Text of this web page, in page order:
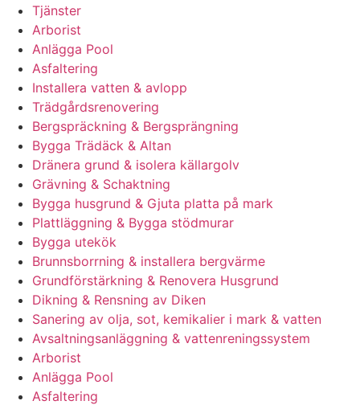
Tjänster
Arborist
Anlägga Pool
Asfaltering
Installera vatten & avlopp
Trädgårdsrenovering
Bergspräckning & Bergsprängning
Bygga Trädäck & Altan
Dränera grund & isolera källargolv
Grävning & Schaktning
Bygga husgrund & Gjuta platta på mark
Plattläggning & Bygga stödmurar
Bygga utekök
Brunnsborrning & installera bergvärme
Grundförstärkning & Renovera Husgrund
Dikning & Rensning av Diken
Sanering av olja, sot, kemikalier i mark & vatten
Avsaltningsanläggning & vattenreningssystem
Arborist
Anlägga Pool
Asfaltering